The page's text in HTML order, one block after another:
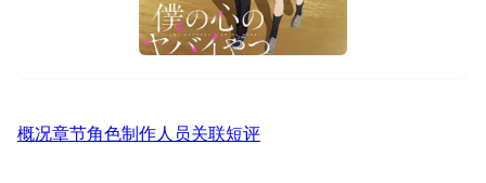
概况章节角色制作人员关联短评